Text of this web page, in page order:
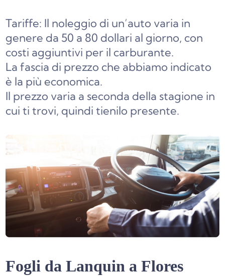
Tariffe: Il noleggio di un’auto varia in
genere da 50 a 80 dollari al giorno, con
costi aggiuntivi per il carburante.
La fascia di prezzo che abbiamo indicato
è la più economica.
Il prezzo varia a seconda della stagione in
cui ti trovi, quindi tienilo presente.
Fogli da Lanquin a Flores